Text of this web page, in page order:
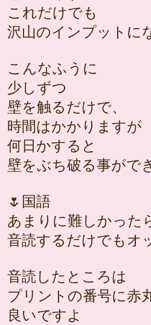
これだけでも
沢山のインプットに
こんなふうに
少しずつ
壁を触るだけで、
時間はかかりますが
何日かすると
壁をぶち破る事がで
🌷国語
あまりに難しかった
音読するだけでもオ
音読したところは
プリントの番号に赤
良いですよ